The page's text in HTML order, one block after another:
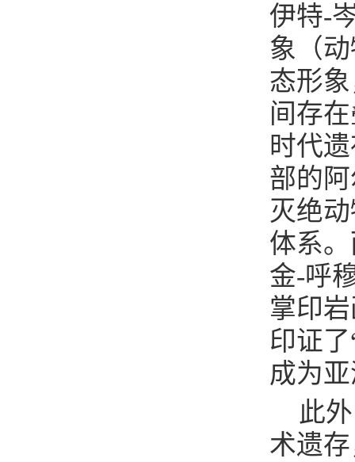
伊特-
象（
态形
间存
时代
部的
灭绝
体系
金-呼
掌印
印证
成为
此
术遗